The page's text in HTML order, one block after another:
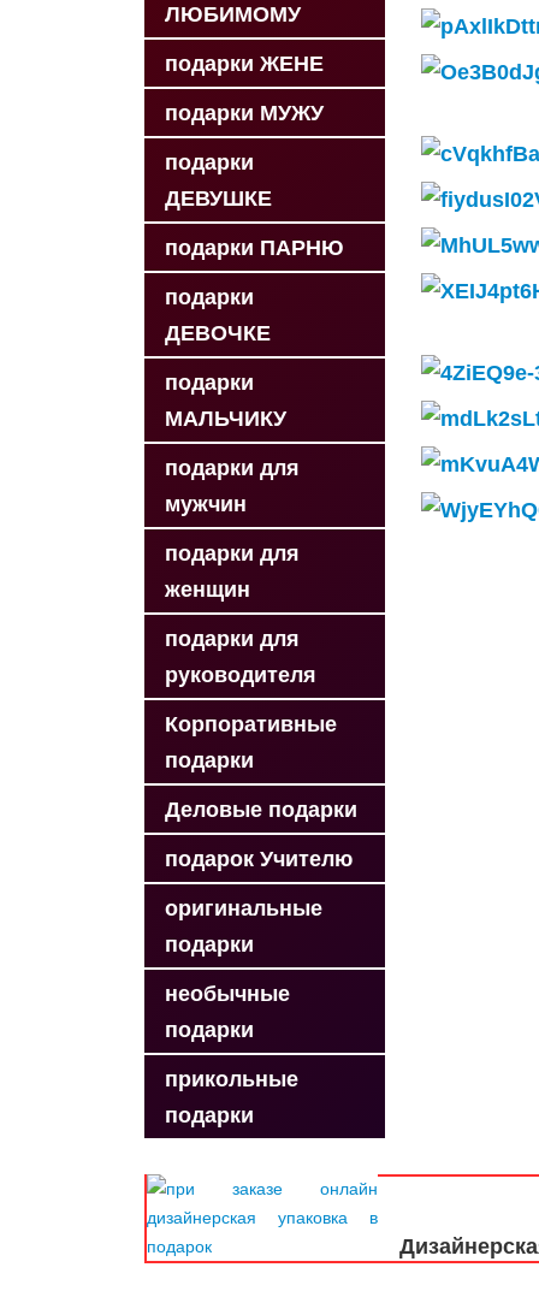
ЛЮБИМОМУ
подарки ЖЕНЕ
подарки МУЖУ
подарки
ДЕВУШКЕ
подарки ПАРНЮ
подарки
ДЕВОЧКЕ
подарки
МАЛЬЧИКУ
подарки для
мужчин
подарки для
женщин
подарки для
руководителя
Корпоративные
подарки
Деловые подарки
подарок Учителю
оригинальные
подарки
необычные
подарки
прикольные
подарки